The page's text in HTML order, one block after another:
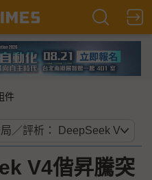
件
V4偕昇騰突